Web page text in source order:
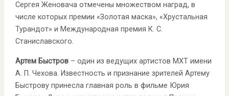
Сергея Женовача отмечены множеством наград, в
числе которых премии «Золотая маска», «Хрустальная
Турандот» и Международная премия К. С.
Станиславского.
Артем Быстров– один из ведущих артистов МХТ имени
А. П. Чехова. Известность и признание зрителей Артему
Быстрову принесла главная роль в фильме Юрия